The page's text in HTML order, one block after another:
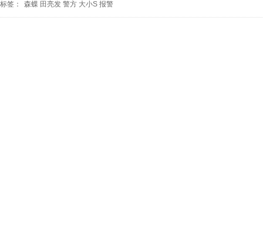
标签： 森蝶 田亮发 警方 大小S 报警